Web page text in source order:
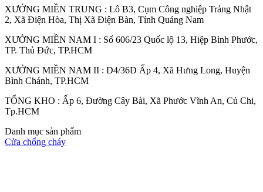
Cửa Gỗ HDF
XƯỞNG MIỀN TRUNG : Lô B3, Cụm Công nghiệp Trảng Nhật
2, Xã Điện Hòa, Thị Xã Điện Bàn, Tỉnh Quảng Nam
XƯỞNG MIỀN NAM I : Số 606/23 Quốc lộ 13, Hiệp Bình Phước,
TP. Thủ Đức, TP.HCM
XƯỞNG MIỀN NAM II : D4/36D Ấp 4, Xã Hưng Long, Huyện
Bình Chánh, TP.HCM
TỔNG KHO : Ấp 6, Đường Cây Bài, Xã Phước Vĩnh An, Củ Chi,
Tp.HCM
Danh mục sản phẩm
Cửa chống cháy